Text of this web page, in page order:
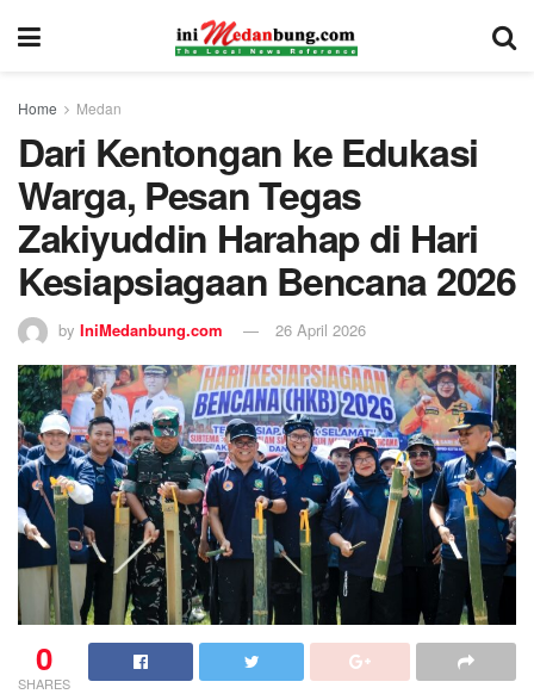
Home Medan
Dari Kentongan ke Edukasi
Warga, Pesan Tegas
Zakiyuddin Harahap di Hari
Kesiapsiagaan Bencana 2026
by IniMedanbung.com 26 April 2026
0
SHARES